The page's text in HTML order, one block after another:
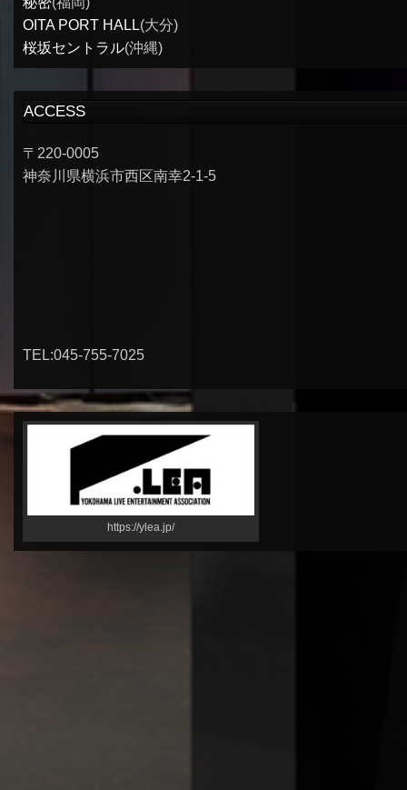
OITA PORT HALL(大分)
桜坂セントラル(沖縄)
ACCESS
〒220-0005
神奈川県横浜市西区南幸2-1-5
TEL:045-755-7025
https://ylea.jp/